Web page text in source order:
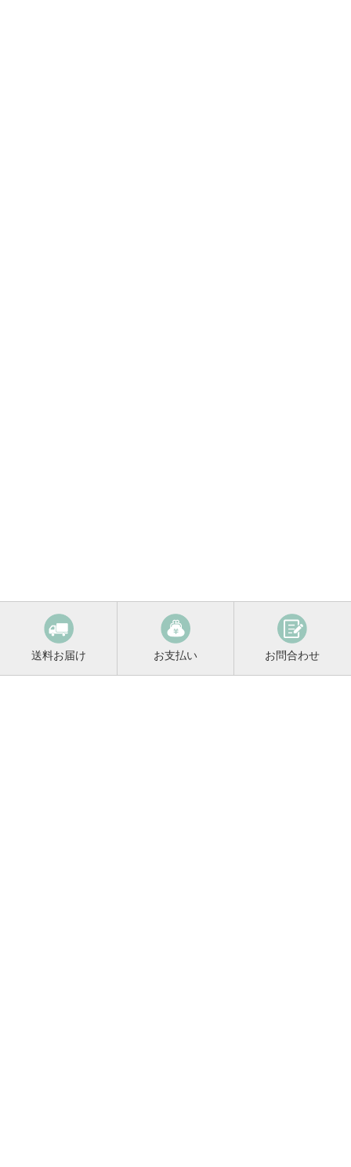
送料お届け お支払い お問合わせ